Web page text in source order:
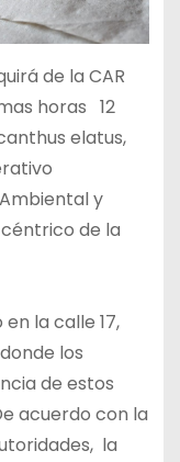
de la CAR
horas 12
elatus,
y
de la
la calle 17,
los
de estos
acuerdo con la
la